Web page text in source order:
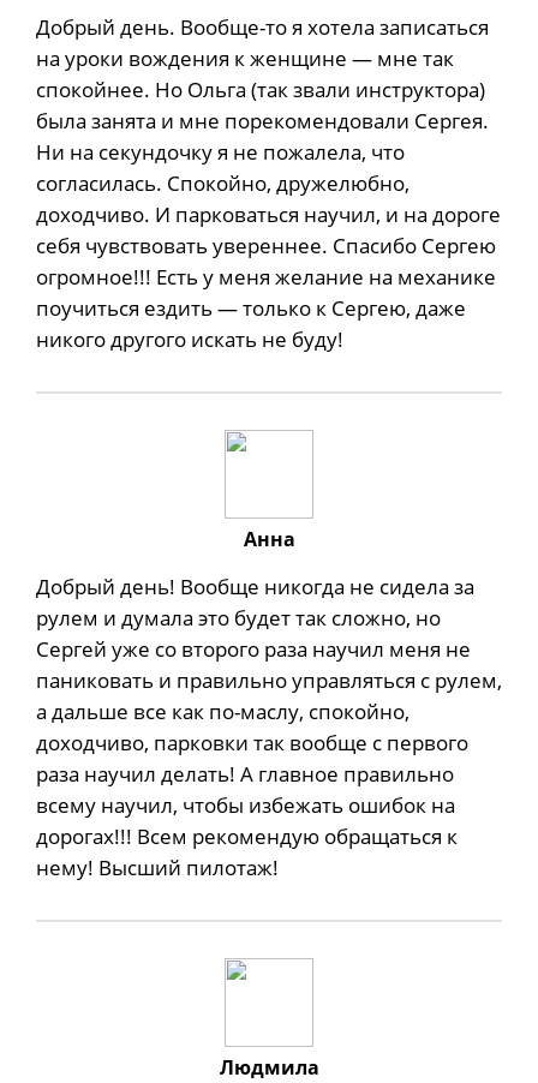
Добрый день. Вообще-то я хотела записаться
на уроки вождения к женщине — мне так
спокойнее. Но Ольга (так звали инструктора)
была занята и мне порекомендовали Сергея.
Ни на секундочку я не пожалела, что
согласилась. Спокойно, дружелюбно,
доходчиво. И парковаться научил, и на дороге
себя чувствовать увереннее. Спасибо Сергею
огромное!!! Есть у меня желание на механике
поучиться ездить — только к Сергею, даже
никого другого искать не буду!
Анна
Добрый день! Вообще никогда не сидела за
рулем и думала это будет так сложно, но
Сергей уже со второго раза научил меня не
паниковать и правильно управляться с рулем,
а дальше все как по-маслу, спокойно,
доходчиво, парковки так вообще с первого
раза научил делать! А главное правильно
всему научил, чтобы избежать ошибок на
дорогах!!! Всем рекомендую обращаться к
нему! Высший пилотаж!
Людмила